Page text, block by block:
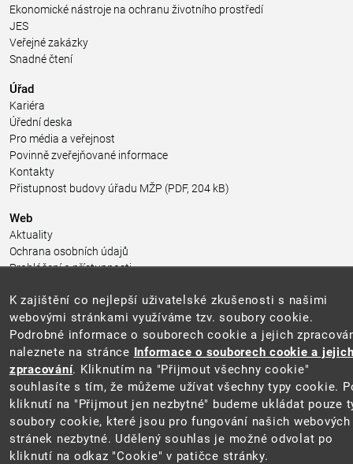
Ekonomické nástroje na ochranu životního prostředí
JES
Veřejné zakázky
Snadné čtení
Úřad
Kariéra
Úřední deska
Pro média a veřejnost
Povinně zveřejňované informace
Kontakty
Přistupnost budovy úřadu MŽP (PDF, 204 kB)
Web
Aktuality
Ochrana osobních údajů
Prohlášení o přístupnosti
Mapa webu
Sociální sítě
2025 © Ministerstvo životního prostředí
Cookie
K zajištění co nejlepší uživatelské zkušenosti s našimi
webovými stránkami využíváme tzv. soubory cookie.
Podrobné informace o souborech cookie a jejich
naleznete na stránce Informace o souborech cookie a
zpracování. Kliknutím na "Přijmout všechny cookie"
souhlasíte s tím, že můžeme užívat všechny typy cookie.
kliknutí na "Přijmout jen nezbytné" budeme ukládat pouze
soubory cookie, které jsou pro fungování našich webových
stránek nezbytné. Udělený souhlas je možné odvolat po
kliknutí na odkaz "Cookie" v patičce stránky.